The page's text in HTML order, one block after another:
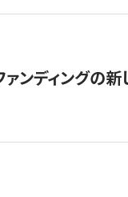
ンディングの新